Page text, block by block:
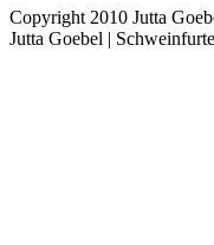
Copyright 2010 Jutta
Jutta Goebel |